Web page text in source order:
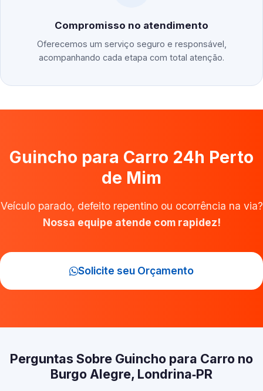
Compromisso no atendimento
Oferecemos um serviço seguro e responsável,
acompanhando cada etapa com total atenção.
Guincho para Carro 24h Perto
de Mim
Veículo parado, defeito repentino ou ocorrência na via?
Nossa equipe atende com rapidez!
Solicite seu Orçamento
Perguntas Sobre Guincho para Carro no
Burgo Alegre, Londrina‑PR